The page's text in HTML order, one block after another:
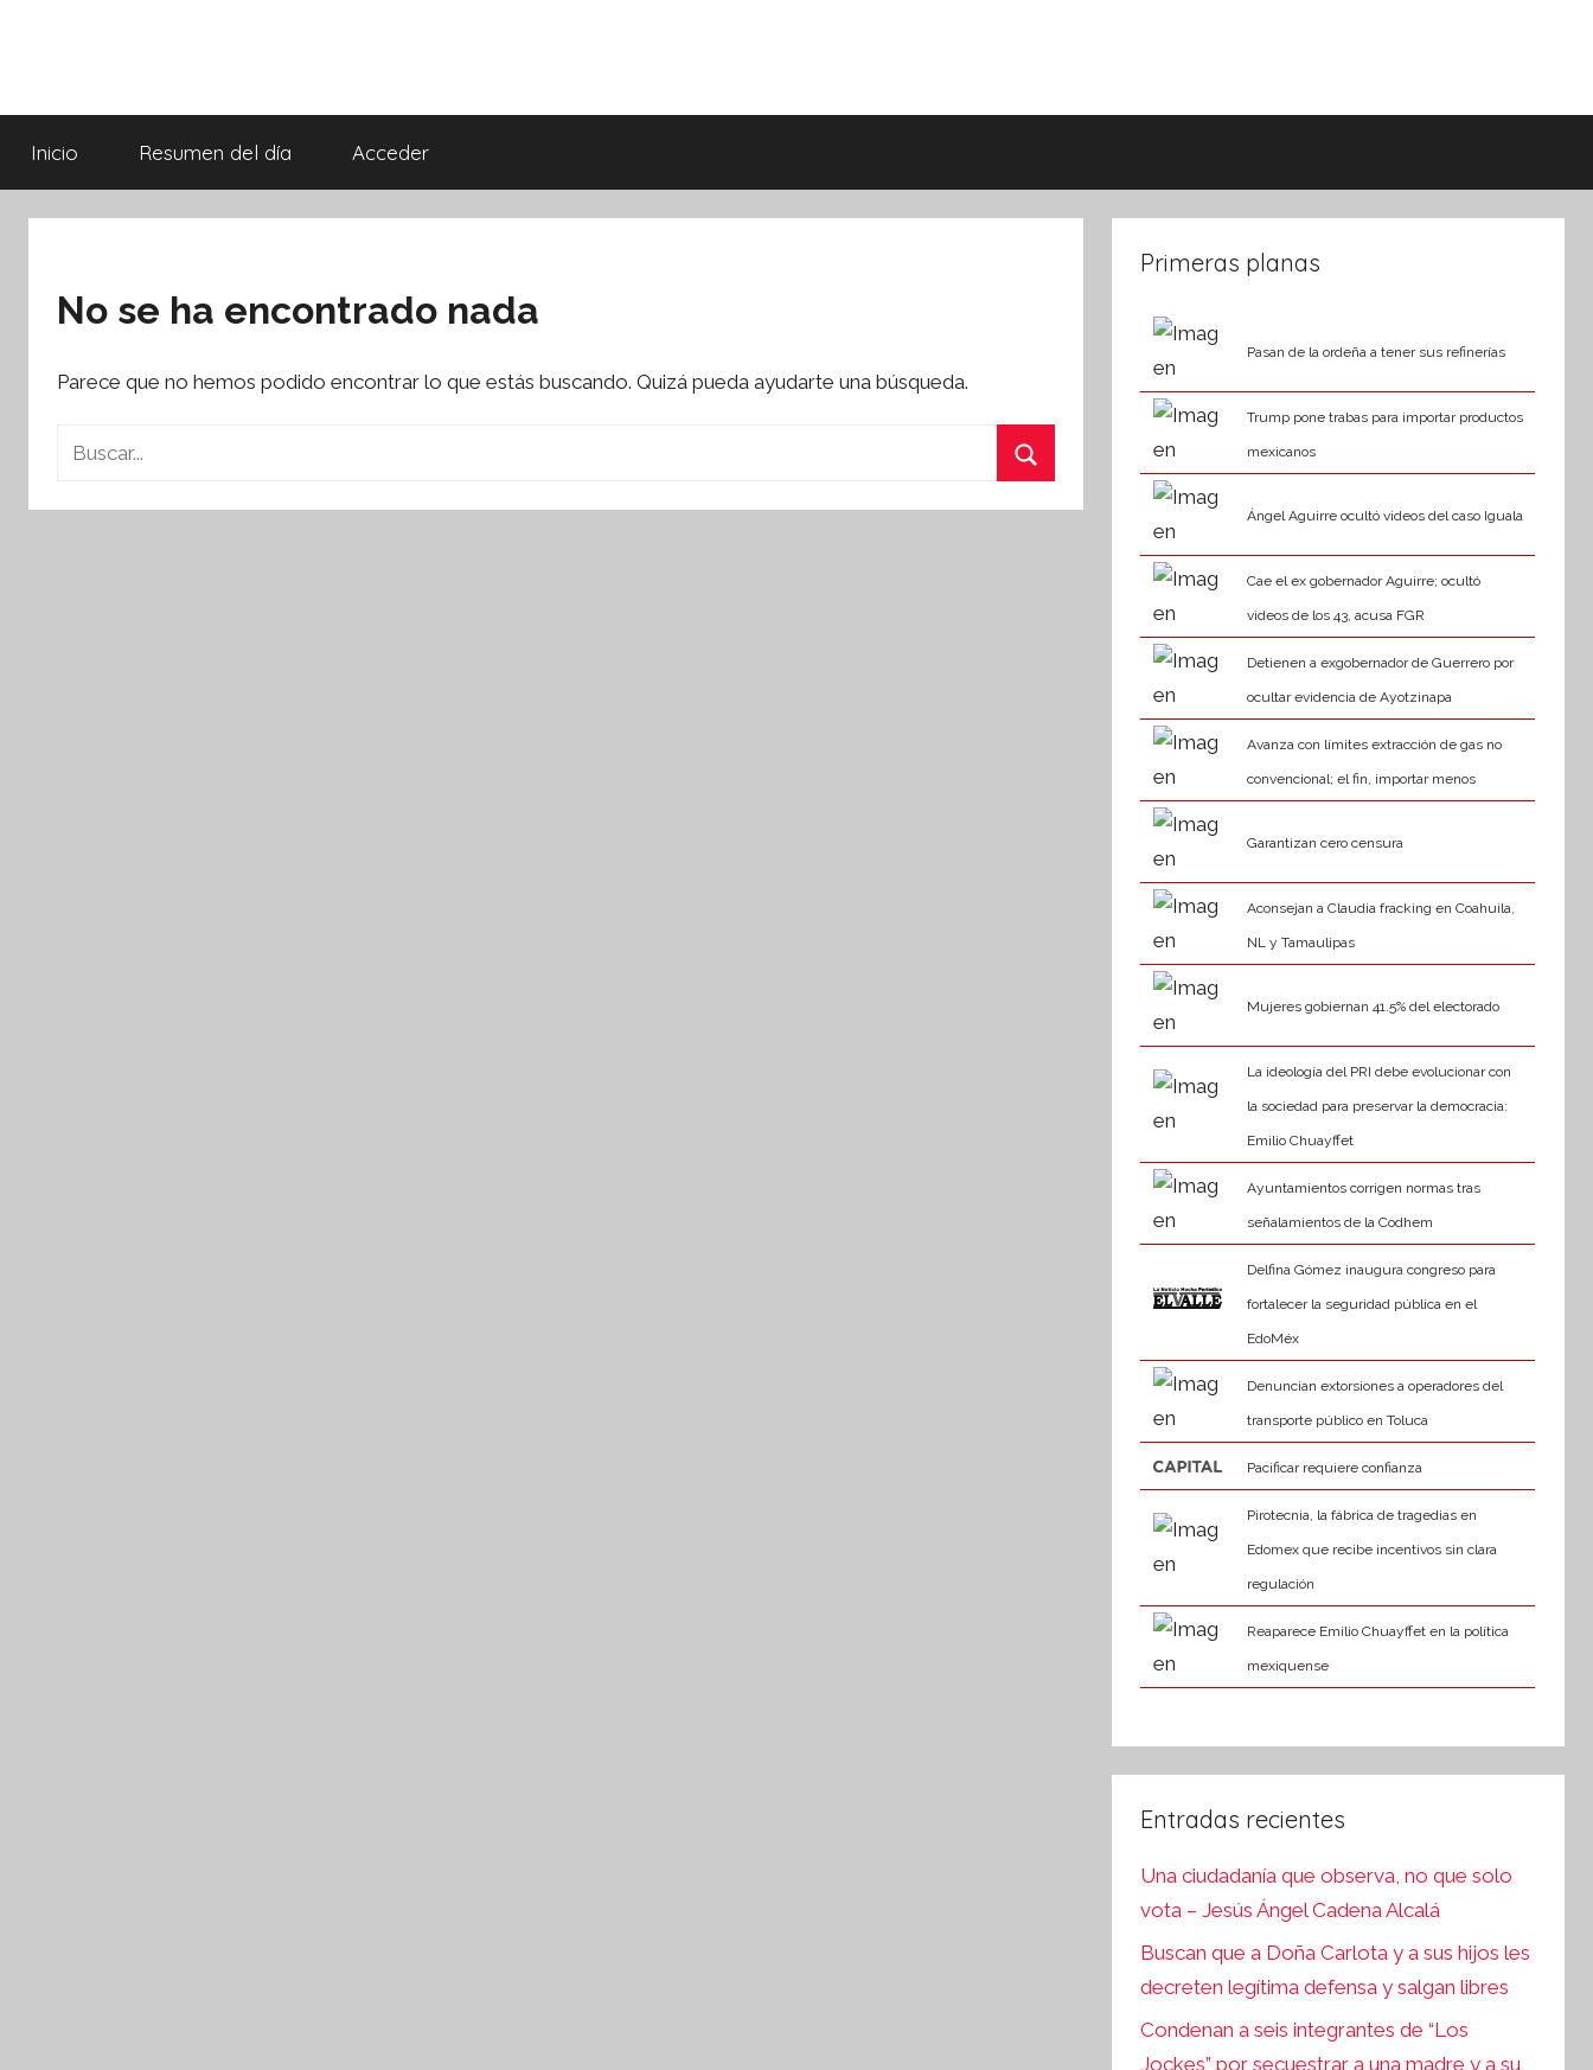
Informativa
Inicio Resumen del día Acceder
No se ha encontrado nada
Parece que no hemos podido encontrar lo que estás buscando. Quizá pueda ayudarte una búsqueda.
Buscar:
Primeras planas
Pasan de la ordeña a tener sus refinerías
Trump pone trabas para importar productos
mexicanos
Ángel Aguirre ocultó videos del caso Iguala
Cae el ex gobernador Aguirre; ocultó
videos de los 43, acusa FGR
Detienen a exgobernador de Guerrero por
ocultar evidencia de Ayotzinapa
Avanza con límites extracción de gas no
convencional; el fin, importar menos
Garantizan cero censura
Aconsejan a Claudia fracking en Coahuila,
NL y Tamaulipas
Mujeres gobiernan 41.5% del electorado
La ideología del PRI debe evolucionar con
la sociedad para preservar la democracia:
Emilio Chuayffet
Ayuntamientos corrigen normas tras
señalamientos de la Codhem
Delfina Gómez inaugura congreso para
fortalecer la seguridad pública en el
EdoMéx
Denuncian extorsiones a operadores del
transporte público en Toluca
Pacificar requiere confianza
Pirotecnia, la fábrica de tragedias en
Edomex que recibe incentivos sin clara
regulación
Reaparece Emilio Chuayffet en la política
mexiquense
Entradas recientes
Una ciudadanía que observa, no que solo
vota – Jesús Ángel Cadena Alcalá
Buscan que a Doña Carlota y a sus hijos les
decreten legítima defensa y salgan libres
Condenan a seis integrantes de “Los
Jockes” por secuestrar a una madre y a su